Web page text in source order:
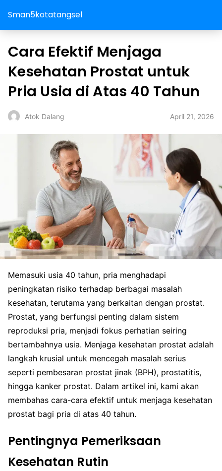
Sman5kotatangsel
Cara Efektif Menjaga
Kesehatan Prostat untuk
Pria Usia di Atas 40 Tahun
Atok Dalang April 21, 2026
Memasuki usia 40 tahun, pria menghadapi
peningkatan risiko terhadap berbagai masalah
kesehatan, terutama yang berkaitan dengan prostat.
Prostat, yang berfungsi penting dalam sistem
reproduksi pria, menjadi fokus perhatian seiring
bertambahnya usia. Menjaga kesehatan prostat adalah
langkah krusial untuk mencegah masalah serius
seperti pembesaran prostat jinak (BPH), prostatitis,
hingga kanker prostat. Dalam artikel ini, kami akan
membahas cara-cara efektif untuk menjaga kesehatan
prostat bagi pria di atas 40 tahun.
Pentingnya Pemeriksaan
Kesehatan Rutin